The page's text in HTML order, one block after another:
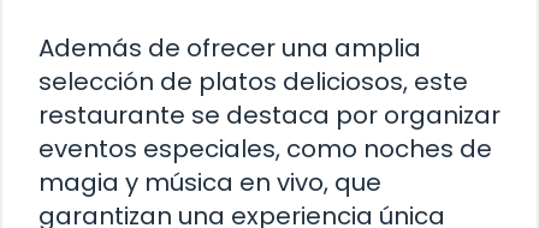
Además de ofrecer una amplia
selección de platos deliciosos, este
restaurante se destaca por organizar
eventos especiales, como noches de
magia y música en vivo, que
garantizan una experiencia única